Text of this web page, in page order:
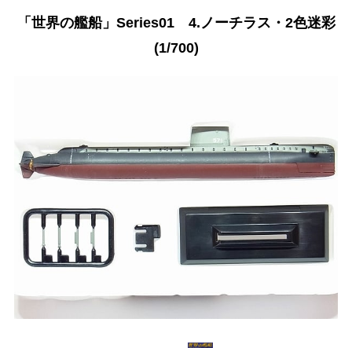
「世界の艦船」Series01 4.ノーチラス・2色迷彩
(1/700)